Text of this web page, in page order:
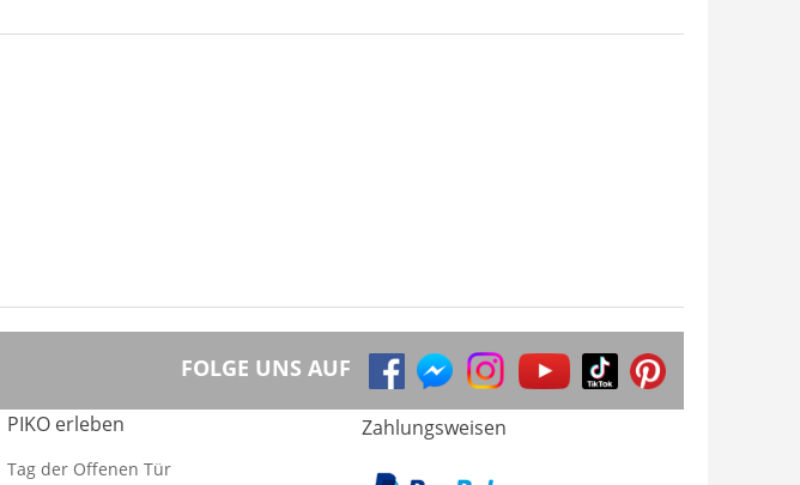
FOLGE UNS AUF
PIKO erleben
Tag der Offenen Tür
Zahlungsweisen